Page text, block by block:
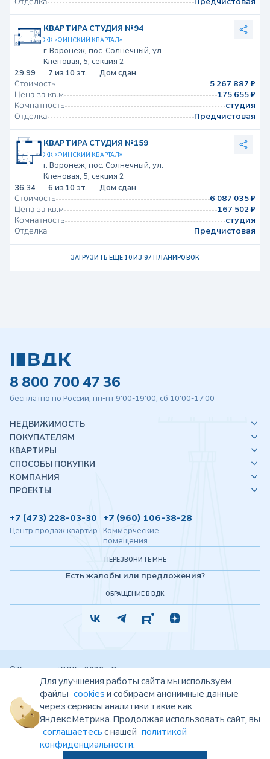
КВАРТИРА СТУДИЯ №94
ЖК «ФИНСКИЙ КВАРТАЛ»
г. Воронеж, пос. Солнечный, ул.
Кленовая, 5, секция 2
29.99
7 из 10 эт. Дом сдан
Стоимость
5 267 887 ₽
Цена за кв.м
175 655 ₽
Комнатность
студия
Отделка
Предчистовая
КВАРТИРА СТУДИЯ №159
ЖК «ФИНСКИЙ КВАРТАЛ»
г. Воронеж, пос. Солнечный, ул.
Кленовая, 5, секция 2
36.34
6 из 10 эт. Дом сдан
Стоимость
6 087 035 ₽
Цена за кв.м
167 502 ₽
Комнатность
студия
Отделка
Предчистовая
ЗАГРУЗИТЬ ЕЩЕ 10 ИЗ 97 ПЛАНИРОВОК
8 800 700 47 36
бесплатно по России, пн-пт 9:00-19:00, сб 10:00-17:00
НЕДВИЖИМОСТЬ
ПОКУПАТЕЛЯМ
КВАРТИРЫ
СПОСОБЫ ПОКУПКИ
КОМПАНИЯ
ПРОЕКТЫ
+7 (473) 228-03-30
Центр продаж квартир
+7 (960) 106-38-28
Коммерческие
помещения
ПЕРЕЗВОНИТЕ МНЕ
Есть жалобы или предложения?
ОБРАЩЕНИЕ В ВДК
© Компания «ВДК», 2026 г. Все права защищены.
Представленная на данном сайте информация, в том числе цены, носят
исключительно информационный характер и ни при каких обстоятельствах не
являются публичной офертой, определяемой положениями статьи 437 ГК РФ.
Проектные декларации размещены на сайте ЕИСЖСhttps://наш.дом.рф
Показатели и характеристики проекта, указанные на данном сайте, являются
проектными (плановыми) и могут быть изменены. Запрещено использование
материалов сайта без согласия его авторов и ссылки на сайт
Согласие на обработку персональных данных
Для улучшения работы сайта мы используем
файлы cookies и собираем анонимные данные
через сервисы аналитики такие как
Яндекс.Метрика. Продолжая использовать сайт, вы
соглашаетесь с нашей политикой
конфиденциальности.